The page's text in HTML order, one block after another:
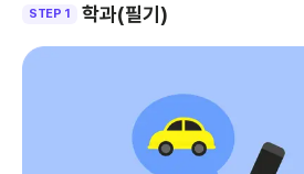
STEP 1 학과(필기)